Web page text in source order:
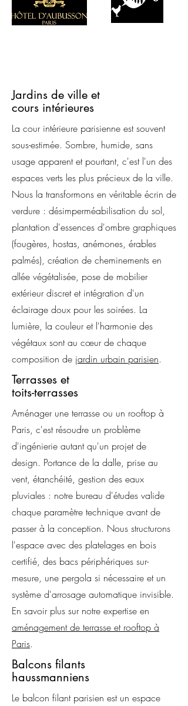
Jardins de ville et
cours intérieures
La cour intérieure parisienne est souvent
sous-estimée. Sombre, humide, sans
usage apparent et pourtant, c'est l'un des
espaces verts les plus précieux de la ville.
Nous la transformons en véritable écrin de
verdure : désimperméabilisation du sol,
plantation d'essences d'ombre graphiques
(fougères, hostas, anémones, érables
palmés), création de cheminements en
allée végétalisée, pose de mobilier
extérieur discret et intégration d'un
éclairage doux pour les soirées. La
lumière, la couleur et l'harmonie des
végétaux sont au cœur de chaque
composition de jardin urbain parisien.
Terrasses et
toits-terrasses
Aménager une terrasse ou un rooftop à
Paris, c'est résoudre un problème
d'ingénierie autant qu'un projet de
design. Portance de la dalle, prise au
vent, étanchéité, gestion des eaux
pluviales : notre bureau d'études valide
chaque paramètre technique avant de
passer à la conception. Nous structurons
l'espace avec des platelages en bois
certifié, des bacs périphériques sur-
mesure, une pergola si nécessaire et un
système d'arrosage automatique invisible.
En savoir plus sur notre expertise en
aménagement de terrasse et rooftop à
Paris.
Balcons filants
haussmanniens
Le balcon filant parisien est un espace